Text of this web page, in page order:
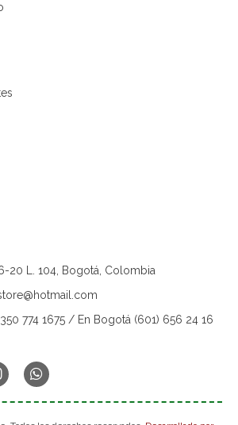
20 L. 104, Bogotá, Colombia
774 1675 / En Bogotá (601) 656 24 16